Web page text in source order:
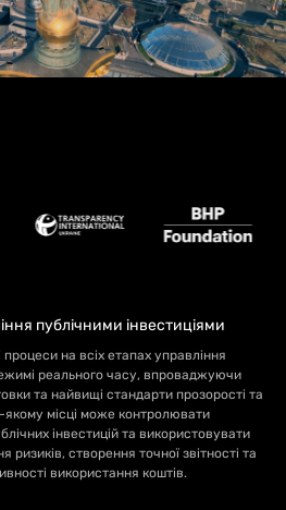
публічними інвестиціями
на всіх етапах управління
реального часу, впроваджуючи
та найвищі стандарти прозорості та
якому місці може контролювати
інвестицій та використовувати
створення точної звітності та
використання коштів.